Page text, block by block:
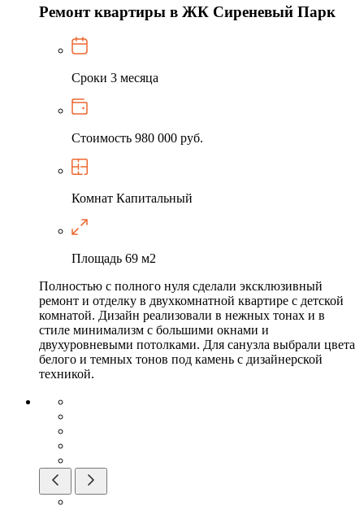
Ремонт квартиры в ЖК Сиреневый Парк
Сроки 3 месяца
Стоимость 980 000 руб.
Комнат Капитальный
Площадь 69 м2
Полностью с полного нуля сделали эксклюзивный
ремонт и отделку в двухкомнатной квартире с детской
комнатой. Дизайн реализовали в нежных тонах и в
стиле минимализм с большими окнами и
двухуровневыми потолками. Для санузла выбрали цвета
белого и темных тонов под камень с дизайнерской
техникой.